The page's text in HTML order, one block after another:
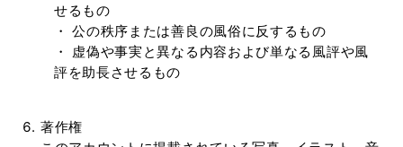
せるもの
・ 公の秩序または善良の風俗に反するもの
・ 虚偽や事実と異なる内容および単なる風評や風
評を助長させるもの
著作権